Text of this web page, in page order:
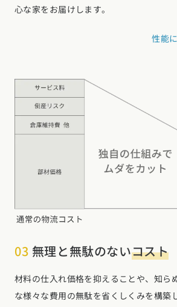
心な家をお届けします。
性能
03 無理と無駄のないコスト
材料の仕入れ価格を抑えることや、知ら
な様々な費用の無駄を省くしくみを構築